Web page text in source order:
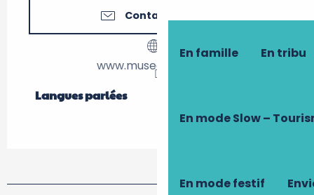
En famille En tribu
En mode Slow –
En mode festif
Contactez-nous
www.museeducuir.org
Langues parlées
Langues parlées